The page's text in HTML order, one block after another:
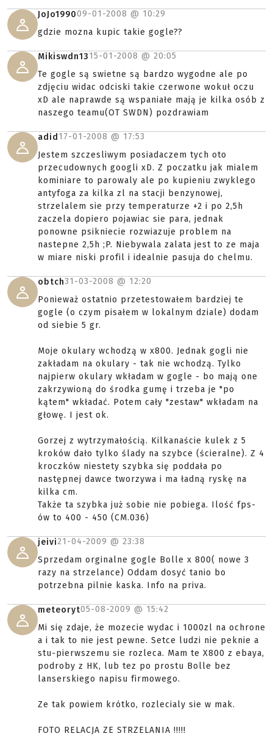
JoJo199009-01-2008 @ 10:29
gdzie mozna kupic takie gogle??
Mikiswdn1315-01-2008 @ 20:05
Te gogle są swietne są bardzo wygodne ale po
zdjęciu widac odciski takie czerwone wokuł oczu
xD ale naprawde są wspaniałe mają je kilka osób z
naszego teamu(OT SWDN) pozdrawiam
adid 17-01-2008 @ 17:53
Jestem szczesliwym posiadaczem tych oto
przecudownych googli xD. Z poczatku jak mialem
kominiare to parowaly ale po kupieniu zwyklego
antyfoga za kilka zl na stacji benzynowej,
strzelalem sie przy temperaturze +2 i po 2,5h
zaczela dopiero pojawiac sie para, jednak
ponowne psikniecie rozwiazuje problem na
nastepne 2,5h ;P. Niebywala zalata jest to ze maja
w miare niski profil i idealnie pasuja do chelmu.
obtch31-03-2008 @ 12:20
Ponieważ ostatnio przetestowałem bardziej te
gogle (o czym pisałem w lokalnym dziale) dodam
od siebie 5 gr.
Moje okulary wchodzą w x800. Jednak gogli nie
zakładam na okulary - tak nie wchodzą. Tylko
najpierw okulary wkładam w gogle - bo mają one
zakrzywioną do środka gumę i trzeba je "po
kątem" wkładać. Potem cały "zestaw" wkładam na
głowę. I jest ok.
Gorzej z wytrzymałością. Kilkanaście kulek z 5
kroków dało tylko ślady na szybce (ścieralne). Z 4
kroczków niestety szybka się poddała po
następnej dawce tworzywa i ma ładną ryskę na
kilka cm.
Także ta szybka już sobie nie pobiega. Ilość fps-
ów to 400 - 450 (CM.036)
jeivi21-04-2009 @ 23:38
Sprzedam orginalne gogle Bolle x 800( nowe 3
razy na strzelance) Oddam dosyć tanio bo
potrzebna pilnie kaska. Info na priva.
meteoryt05-08-2009 @ 15:42
Mi się zdaje, że mozecie wydac i 1000zl na ochrone
a i tak to nie jest pewne. Setce ludzi nie peknie a
stu-pierwszemu sie rozleca. Mam te X800 z ebaya,
podroby z HK, lub tez po prostu Bolle bez
lanserskiego napisu firmowego.
Ze tak powiem krótko, rozlecialy sie w mak.
FOTO RELACJA ZE STRZELANIA !!!!!